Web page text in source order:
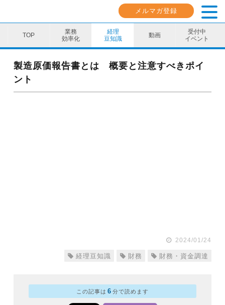
メルマガ登録
業務
効率化
経理
豆知識
動画
受付中
イベント
業務効率化
経理豆知識
製造原価報告書とは 概要と注意すべきポイ
ント
2024/01/24
経理豆知識 財務 財務・資金調達
この記事は 6 分で読めます